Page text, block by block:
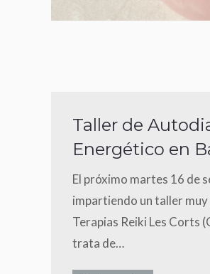
Taller de
Energético en
El próximo martes 16 de
impartiendo un taller
Terapias Reiki Les Corts
trata de…